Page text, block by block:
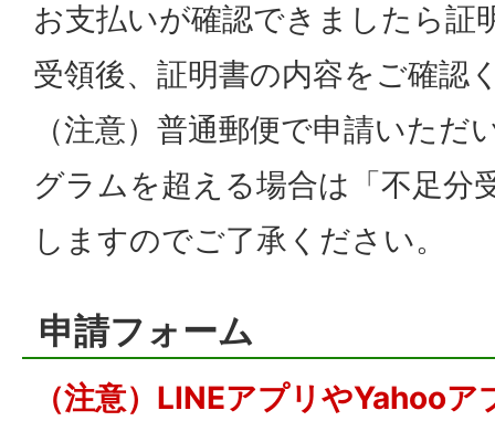
お支払いが確認できましたら証
受領後、証明書の内容をご確認
（注意）普通郵便で申請いた
グラムを超える場合は「不足分
しますのでご了承ください。
申請フォーム
（注意）LINEアプリやYahoo